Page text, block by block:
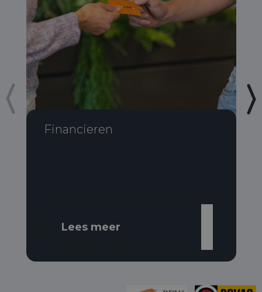
Financieren
Lees meer